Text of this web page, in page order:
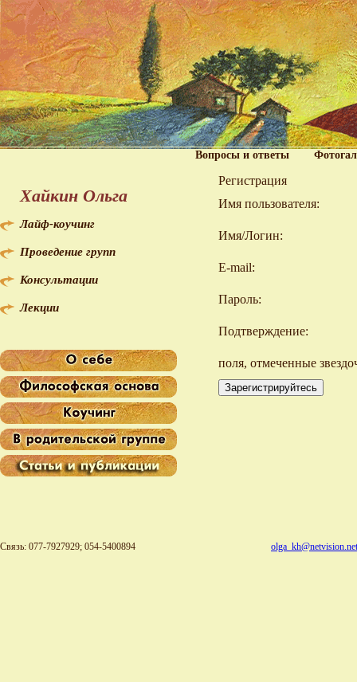
Вопросы и ответы
Хайкин Ольга
Лайф-коучинг
Проведение групп
Консультации
Лекции
Регистрация
Имя пользователя:
Имя/Логин:
E-mail:
Пароль:
Подтверждение:
поля, отмеченные
Зарегистрируйтесь
Связь: 077-7927929; 054-5400894